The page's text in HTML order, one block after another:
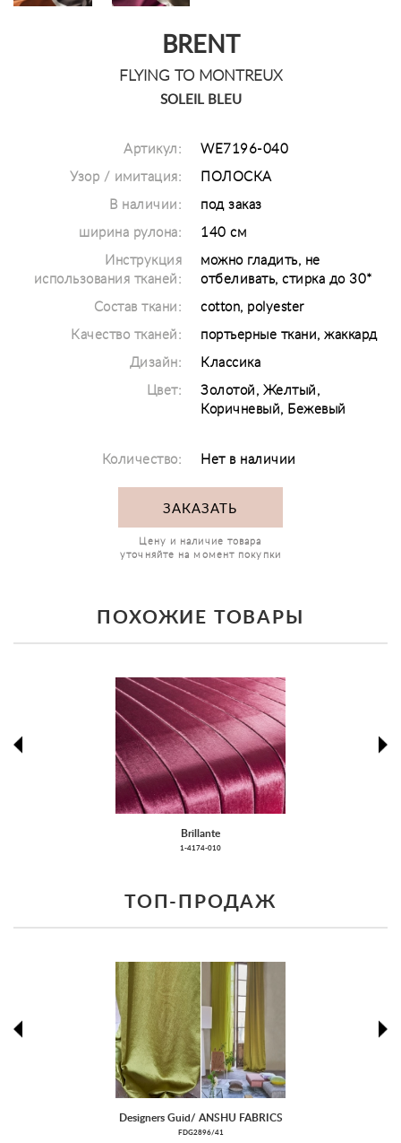
BRENT
FLYING TO MONTREUX
SOLEIL BLEU
Артикул: WE7196-040
Узор / имитация: ПОЛОСКА
В наличии: под заказ
ширина рулона: 140 см
Инструкция
использования тканей:
можно гладить, не
отбеливать, стирка до 30*
Состав ткани: cotton, polyester
Качество тканей: портьерные ткани, жаккард
Дизайн: Классика
Цвет:
Золотой, Желтый,
Коричневый, Бежевый
Количество: Нет в наличии
ЗАКАЗАТЬ
Цену и наличие товара
уточняйте на момент покупки
ПОХОЖИЕ ТОВАРЫ
Brillante
1-4174-010
ТОП-ПРОДАЖ
Designers Guid/ ANSHU FABRICS
FDG2896/41